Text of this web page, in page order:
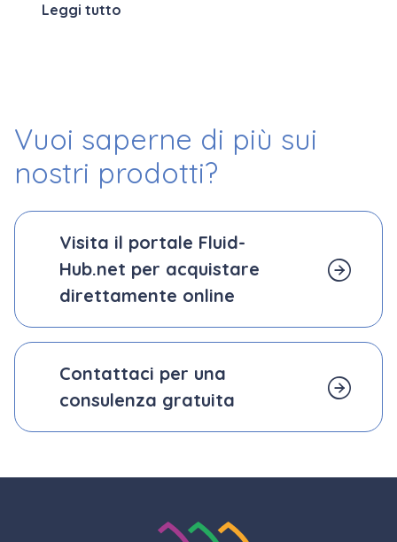
Leggi tutto
Vuoi saperne di più sui
nostri prodotti?
Visita il portale Fluid-
Hub.net per acquistare
direttamente online
Contattaci per una
consulenza gratuita